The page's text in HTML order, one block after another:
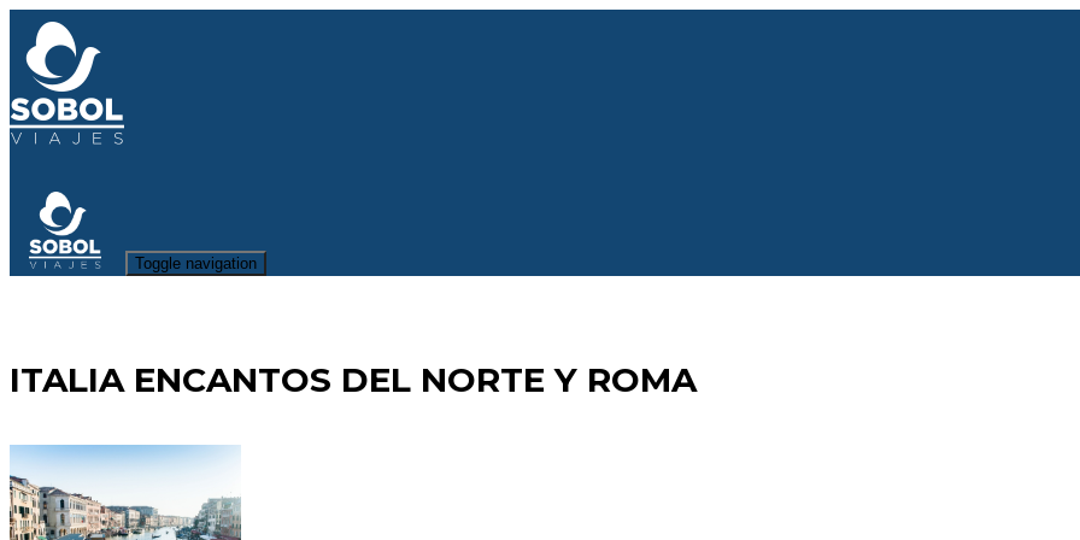
Toggle navigation
ITALIA ENCANTOS DEL NORTE Y ROMA